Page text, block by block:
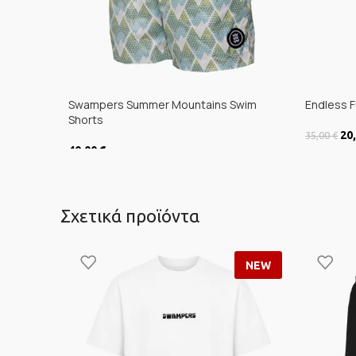
Swampers Summer Mountains Swim
Shorts
40,00 €
Endless
35,00€
Σχετικά προϊόντα
NEW